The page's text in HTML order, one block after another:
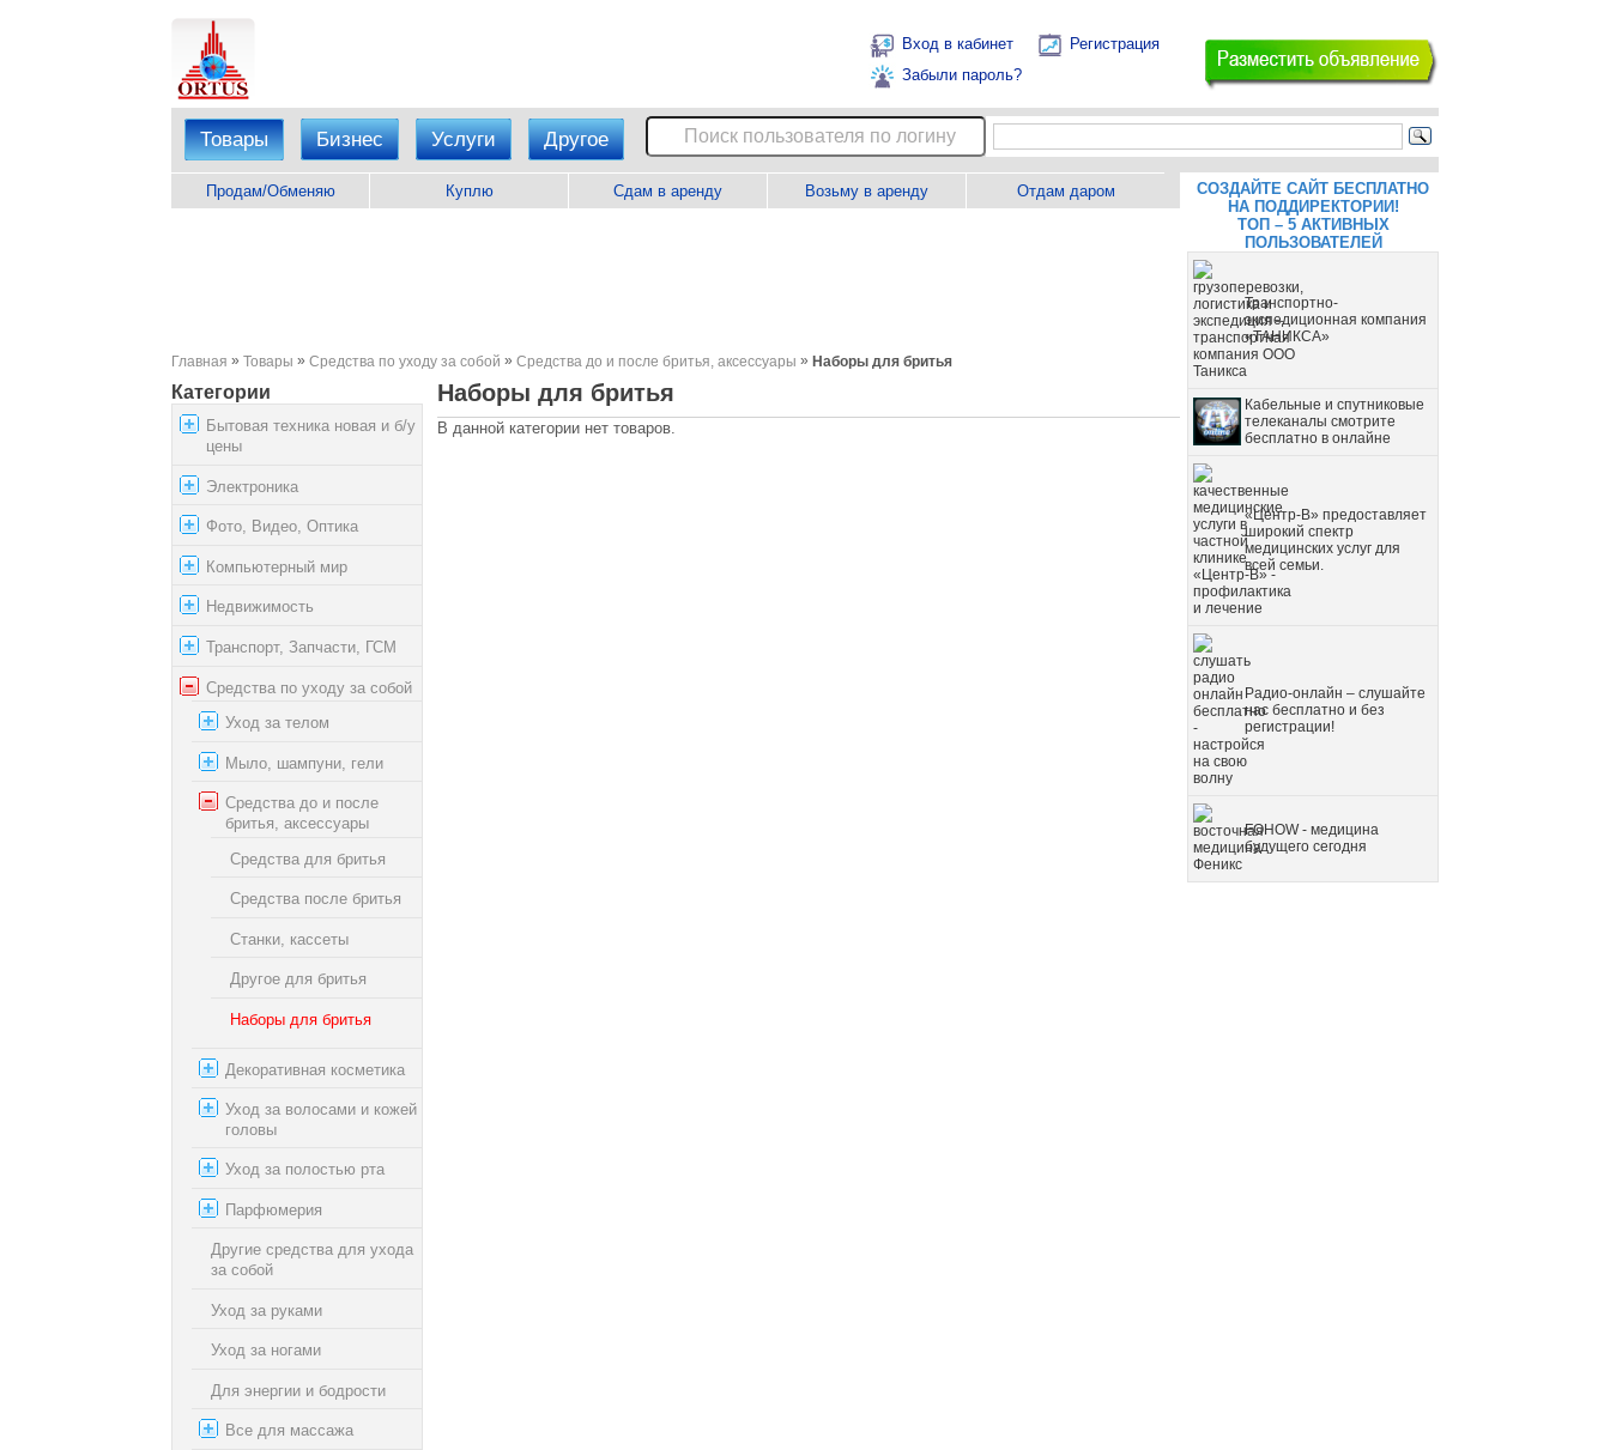
Вход в кабинет
Регистрация
Забыли пароль?
Товары Бизнес Услуги Другое
Продам/Обменяю Куплю Сдам в аренду Возьму в аренду Отдам даром
Главная » Товары » Средства по уходу за собой » Средства до и после бритья, аксессуары » Наборы для бритья
Категории
Бытовая техника новая и б/у
цены
Электроника
Фото, Видео, Оптика
Компьютерный мир
Недвижимость
Транспорт, Запчасти, ГСМ
Средства по уходу за собой
Уход за телом
Мыло, шампуни, гели
Средства до и после
бритья, аксессуары
Средства для бритья
Средства после бритья
Станки, кассеты
Другое для бритья
Наборы для бритья
Декоративная косметика
Уход за волосами и кожей
головы
Уход за полостью рта
Парфюмерия
Другие средства для ухода
за собой
Уход за руками
Уход за ногами
Для энергии и бодрости
Все для массажа
Наборы для бритья
В данной категории нет товаров.
СОЗДАЙТЕ САЙТ БЕСПЛАТНО
НА ПОДДИРЕКТОРИИ!
ТОП – 5 АКТИВНЫХ
ПОЛЬЗОВАТЕЛЕЙ
Транспортно-
экспедиционная компания
«ТАНИКСА»
Кабельные и спутниковые
телеканалы смотрите
бесплатно в онлайне
«Центр-В» предоставляет
широкий спектр
медицинских услуг для
всей семьи.
Радио-онлайн – слушайте
нас бесплатно и без
регистрации!
FOHOW - медицина
будущего сегодня